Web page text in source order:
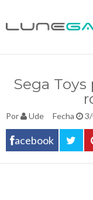
Sega Toys
Por Ude Fecha
acebook